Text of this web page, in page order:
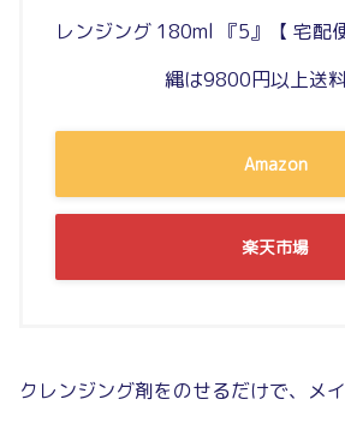
レンジング 180ml 『5』【 宅配
縄は9800円以上送
Amazon
楽天市場
クレンジング剤をのせるだけで、メ